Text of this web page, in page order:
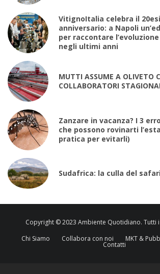
VitignoItalia celebra il
anniversario: a Napoli
per raccontare
negli ultimi anni
MUTTI ASSUME A OLIVETO
COLLABORATORI
Zanzare in vacanza? I 3
che possono rovinarti
pratica per evitarli)
Sudafrica: la culla del
Copyright © 2023 Ambiente Quotidiano. Tutti
Chi Siamo
Collabora con noi MKT &
Contatti